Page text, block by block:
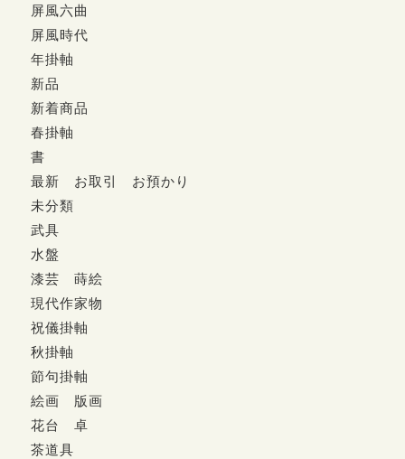
屏風六曲
屏風時代
年掛軸
新品
新着商品
春掛軸
書
最新 お取引 お預かり
未分類
武具
水盤
漆芸 蒔絵
現代作家物
祝儀掛軸
秋掛軸
節句掛軸
絵画 版画
花台 卓
茶道具